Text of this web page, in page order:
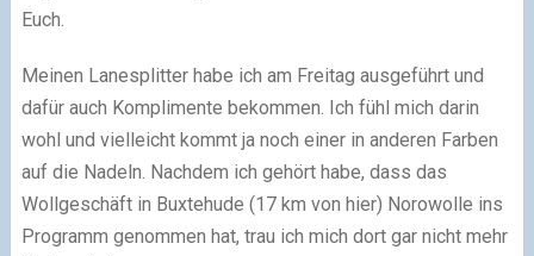
Euch.
Meinen Lanesplitter habe ich am Freitag ausgeführt und
dafür auch Komplimente bekommen. Ich fühl mich darin
wohl und vielleicht kommt ja noch einer in anderen Farben
auf die Nadeln. Nachdem ich gehört habe, dass das
Wollgeschäft in Buxtehude (17 km von hier) Norowolle ins
Programm genommen hat, trau ich mich dort gar nicht mehr